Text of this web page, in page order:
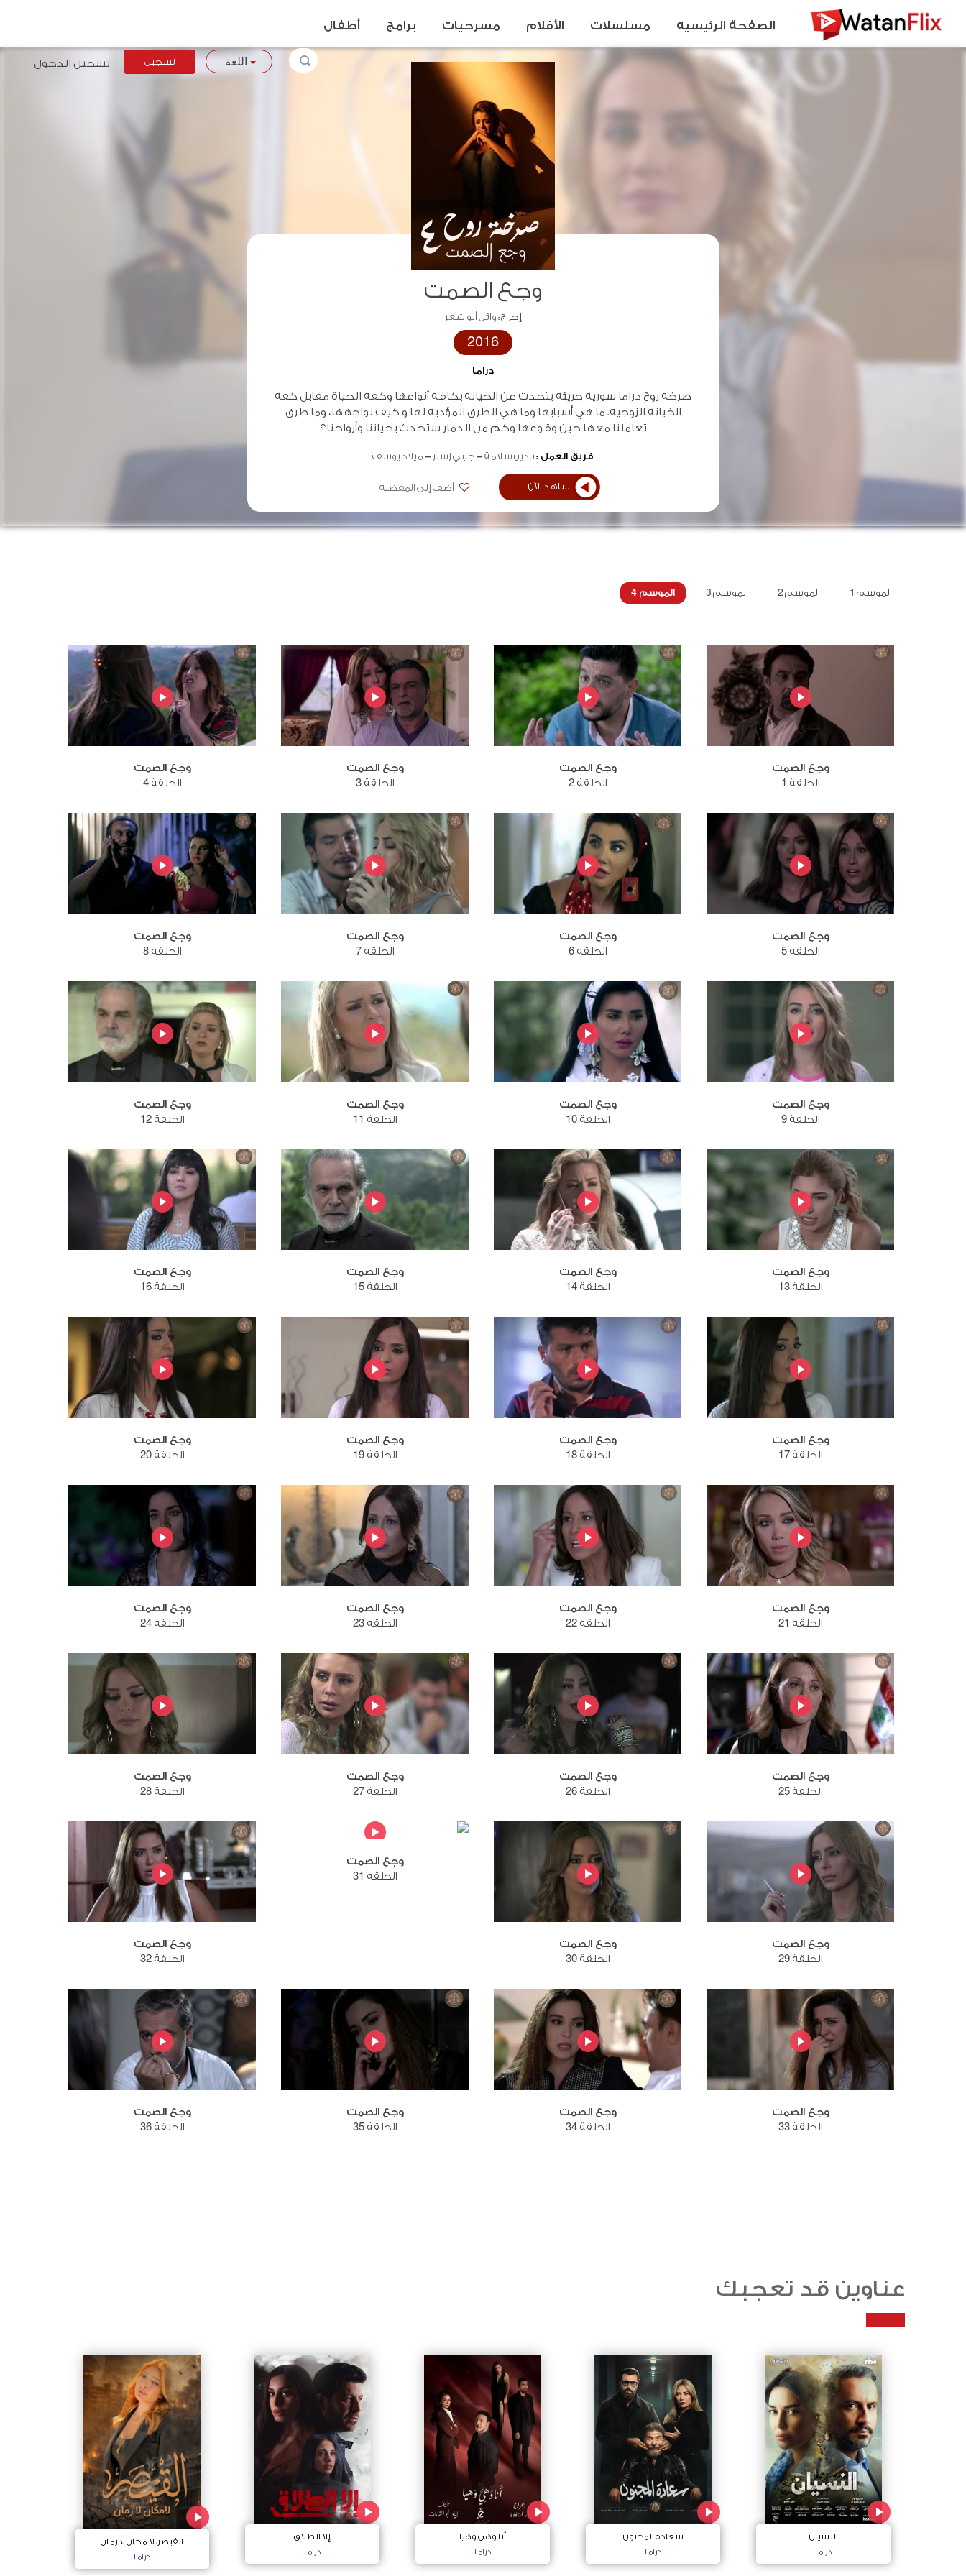
وجع الصمت
إخراج :وائل أبو شعر
2016
دراما
صرخة روح دراما سورية جريئة يتحدث عن الخيانة بكافة أنواعها وكفة الحياة مقابل كفة
الخيانة الزوجية. ما هي أسبابها وما هي الطرق المؤدية لها و كيف نواجهها، وما طرق
تعاملنا معها حين وقوعها وكم من الدمار ستحدث بحياتنا وأرواحنا؟
فريق العمل :نادين سلامة جيني إسبر ميلاد يوسف
شاهد الآن أضف إلى المفضلة
الموسم 1 الموسم 2 الموسم 3 الموسم 4
وجع الصمت
الحلقة 1
وجع الصمت
الحلقة 2
وجع الصمت
الحلقة 3
وجع الصمت
الحلقة 4
وجع الصمت
الحلقة 5
وجع الصمت
الحلقة 6
وجع الصمت
الحلقة 7
وجع الصمت
الحلقة 8
وجع الصمت
الحلقة 9
وجع الصمت
الحلقة 10
وجع الصمت
الحلقة 11
وجع الصمت
الحلقة 12
وجع الصمت
الحلقة 13
وجع الصمت
الحلقة 14
وجع الصمت
الحلقة 15
وجع الصمت
الحلقة 16
وجع الصمت
الحلقة 17
وجع الصمت
الحلقة 18
وجع الصمت
الحلقة 19
وجع الصمت
الحلقة 20
وجع الصمت
الحلقة 21
وجع الصمت
الحلقة 22
وجع الصمت
الحلقة 23
وجع الصمت
الحلقة 24
وجع الصمت
الحلقة 25
وجع الصمت
الحلقة 26
وجع الصمت
الحلقة 27
وجع الصمت
الحلقة 28
وجع الصمت
الحلقة 29
وجع الصمت
الحلقة 30
وجع الصمت
الحلقة 31
وجع الصمت
الحلقة 32
وجع الصمت
الحلقة 33
وجع الصمت
الحلقة 34
وجع الصمت
الحلقة 35
وجع الصمت
الحلقة 36
عناوين قد تعجبك
النسيان
دراما
سعادة المجنون
دراما
أنا وهي وهيا
دراما
إلا الطلاق
دراما
القيصر: لا مكان لا زمان
دراما
الصفحة الرئيسيه مسلسلات الأفلام مسرحيات برامج أطفال
اللغة تسجيل تسجيل الدخول